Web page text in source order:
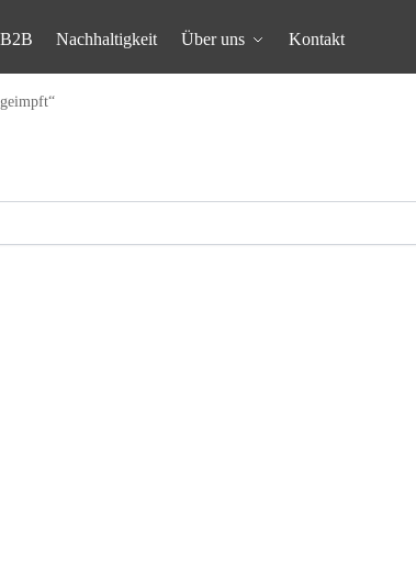
B2B Nachhaltigkeit Über uns Kontakt